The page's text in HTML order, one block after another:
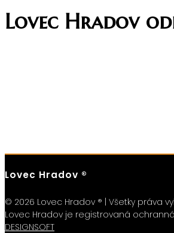
Lovec Hradov
Lovec Hradov ®
© 2026 Lovec Hradov ® | Všetky práva
Lovec Hradov je registrovaná
DESIGNSOFT